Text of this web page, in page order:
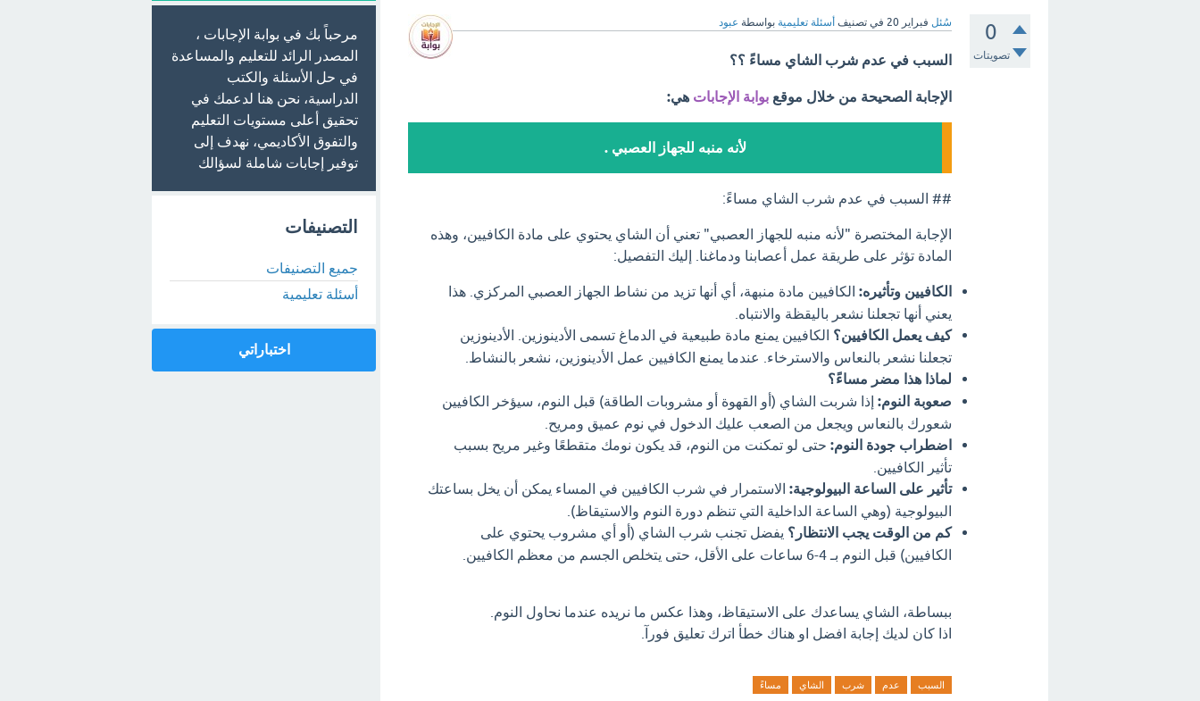
0
تصويتات
سُئل فبراير 20 في تصنيف أسئلة تعليمية بواسطة عبود
السبب في عدم شرب الشاي مساءً ؟؟
الإجابة الصحيحة من خلال موقع بوابة الإجابات هي:
لأنه منبه للجهاز العصبي .
## السبب في عدم شرب الشاي مساءً:
الإجابة المختصرة "لأنه منبه للجهاز العصبي" تعني أن الشاي يحتوي على مادة الكافيين، وهذه
المادة تؤثر على طريقة عمل أعصابنا ودماغنا. إليك التفصيل:
الكافيين وتأثيره: الكافيين مادة منبهة، أي أنها تزيد من نشاط الجهاز العصبي المركزي. هذا
يعني أنها تجعلنا نشعر باليقظة والانتباه.
كيف يعمل الكافيين؟ الكافيين يمنع مادة طبيعية في الدماغ تسمى الأدينوزين. الأدينوزين
تجعلنا نشعر بالنعاس والاسترخاء. عندما يمنع الكافيين عمل الأدينوزين، نشعر بالنشاط.
لماذا هذا مضر مساءً؟
صعوبة النوم: إذا شربت الشاي (أو القهوة أو مشروبات الطاقة) قبل النوم، سيؤخر الكافيين
شعورك بالنعاس ويجعل من الصعب عليك الدخول في نوم عميق ومريح.
اضطراب جودة النوم: حتى لو تمكنت من النوم، قد يكون نومك متقطعًا وغير مريح بسبب
تأثير الكافيين.
تأثير على الساعة البيولوجية: الاستمرار في شرب الكافيين في المساء يمكن أن يخل بساعتك
البيولوجية (وهي الساعة الداخلية التي تنظم دورة النوم والاستيقاظ).
كم من الوقت يجب الانتظار؟ يفضل تجنب شرب الشاي (أو أي مشروب يحتوي على
الكافيين) قبل النوم بـ 4-6 ساعات على الأقل، حتى يتخلص الجسم من معظم الكافيين.
ببساطة، الشاي يساعدك على الاستيقاظ، وهذا عكس ما نريده عندما نحاول النوم.
اذا كان لديك إجابة افضل او هناك خطأ اترك تعليق فورآ.
السبب عدم شرب الشاي مساءً
مرحباً بك في بوابة الإجابات ،
المصدر الرائد للتعليم والمساعدة
في حل الأسئلة والكتب
الدراسية، نحن هنا لدعمك في
تحقيق أعلى مستويات التعليم
والتفوق الأكاديمي، نهدف إلى
توفير إجابات شاملة لسؤالك
التصنيفات
جميع التصنيفات
أسئلة تعليمية
اختباراتي